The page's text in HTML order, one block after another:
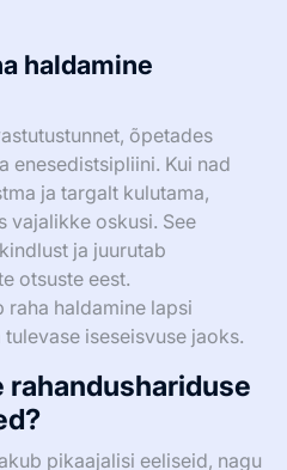
haldamine
õpetades
enesedistsipliini. Kui nad
ja targalt kulutama,
vajalikke oskusi. See
ja juurutab
otsuste eest.
haldamine lapsi
iseseisvuse jaoks.
rahandushariduse
pikaajalisi eeliseid, nagu